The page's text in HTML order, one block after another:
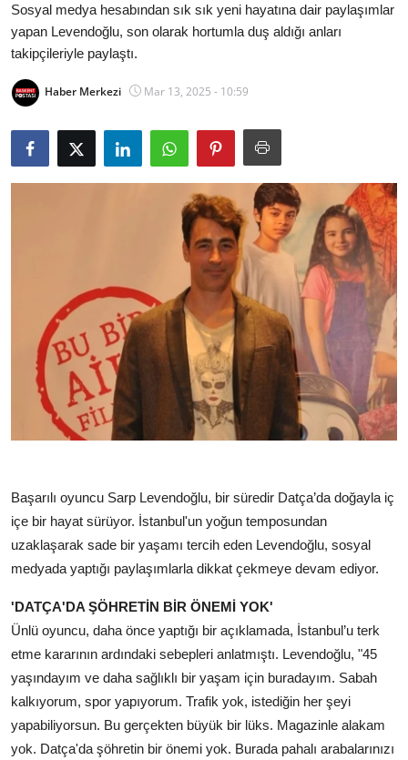
Toplum ve Yaşam
Sivil Toplum Kuruluşları
Kamu Kurumları ve Üst Kurullar
Resmi Reklamlar
Sosyal medya hesabından sık sık yeni hayatına dair paylaşımlar
yapan Levendoğlu, son olarak hortumla duş aldığı anları
takipçileriyle paylaştı.
Haber Merkezi Mar 13, 2025 - 10:59
Başarılı oyuncu Sarp Levendoğlu, bir süredir Datça’da doğayla iç
içe bir hayat sürüyor. İstanbul'un yoğun temposundan
uzaklaşarak sade bir yaşamı tercih eden Levendoğlu, sosyal
medyada yaptığı paylaşımlarla dikkat çekmeye devam ediyor.
'DATÇA'DA ŞÖHRETİN BİR ÖNEMİ YOK'
Ünlü oyuncu, daha önce yaptığı bir açıklamada, İstanbul’u terk
etme kararının ardındaki sebepleri anlatmıştı. Levendoğlu, "45
yaşındayım ve daha sağlıklı bir yaşam için buradayım. Sabah
kalkıyorum, spor yapıyorum. Trafik yok, istediğin her şeyi
yapabiliyorsun. Bu gerçekten büyük bir lüks. Magazinle alakam
yok. Datça'da şöhretin bir önemi yok. Burada pahalı arabalarınızı